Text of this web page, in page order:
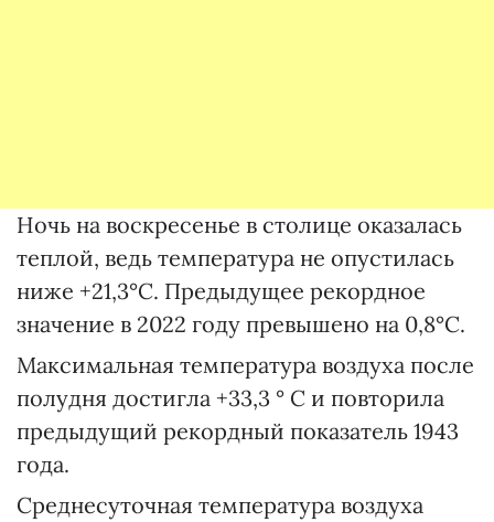
Ночь на воскресенье в столице оказалась
теплой, ведь температура не опустилась
ниже +21,3°С. Предыдущее рекордное
значение в 2022 году превышено на 0,8°С.
Максимальная температура воздуха после
полудня достигла +33,3 ° С и повторила
предыдущий рекордный показатель 1943
года.
Среднесуточная температура воздуха